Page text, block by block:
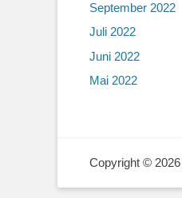
September 2022
Juli 2022
Juni 2022
Mai 2022
Copyright © 2026